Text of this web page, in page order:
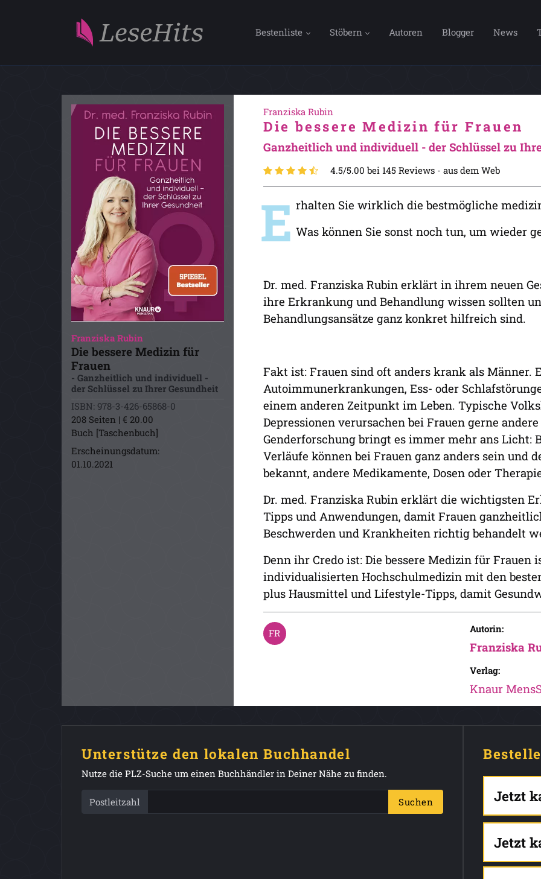
Bestenliste Stöbern Autoren Blogger News
Franziska Rubin
Die bessere Medizin für
Frauen
- Ganzheitlich und individuell -
der Schlüssel zu Ihrer Gesundheit
ISBN: 978-3-426-65868-0
208 Seiten | € 20.00
Buch [Taschenbuch]
Erscheinungsdatum:
01.10.2021
Franziska Rubin
Die bessere Medizin für Frauen
Ganzheitlich und individuell - der Schlüssel zu
4.5/5.00 bei 145 Reviews - aus dem Web
E rhalten Sie wirklich die bestmögliche
Was können Sie sonst noch tun, um wieder
Dr. med. Franziska Rubin erklärt in ihrem neuen
ihre Erkrankung und Behandlung wissen sollten
Behandlungsansätze ganz konkret hilfreich sind.
Fakt ist: Frauen sind oft anders krank als Männer.
Autoimmunerkrankungen, Ess- oder
einem anderen Zeitpunkt im Leben. Typische
Depressionen verursachen bei Frauen gerne
Genderforschung bringt es immer mehr ans Licht:
Verläufe können bei Frauen ganz anders sein und
bekannt, andere Medikamente, Dosen oder
Dr. med. Franziska Rubin erklärt die wichtigsten
Tipps und Anwendungen, damit Frauen
Beschwerden und Krankheiten richtig behandelt
Denn ihr Credo ist: Die bessere Medizin für Frauen
individualisierten Hochschulmedizin mit den
plus Hausmittel und Lifestyle-Tipps, damit
Autorin:
Franziska
Verlag:
Knaur
Unterstütze den lokalen Buchhandel
Nutze die PLZ-Suche um einen Buchhändler in Deiner Nähe zu finden.
Postleitzahl Suchen Jetzt
Jetzt